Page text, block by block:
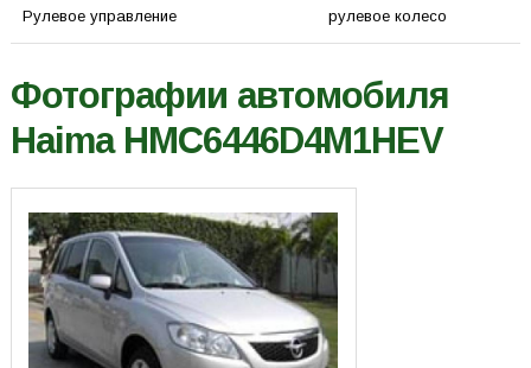
Рулевое управление рулевое колесо
Фотографии автомобиля
Haima HMC6446D4M1HEV